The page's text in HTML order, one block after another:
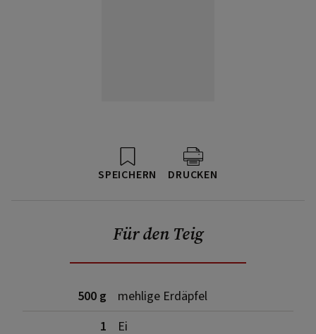
SPEICHERN DRUCKEN
Für den Teig
500 g
mehlige Erdäpfel
1
Ei